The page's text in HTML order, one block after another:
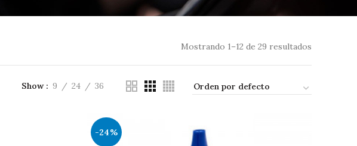
Mostrando 1–12 de 29 resultados
Show 9 24 36
-24%